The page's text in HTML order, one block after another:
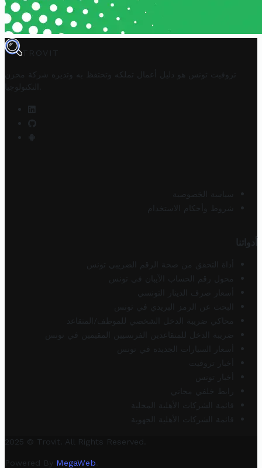
TROVIT
تروفيت تونس هو دليل أعمال تملكه وتحتفظ به وتديره
شركة مخزن
التكنولوجيا
سياسة الخصوصية
شروط وأحكام الاستخدام
أدواتنا
أداة التحقق من صحة الرقم الضريبي تونس
محول رقم الحساب الآيبان في تونس
أسعار صرف الدينار التونسي
البحث عن الرمز البريدي في تونس
محاكي ضريبة الدخل الشخصي للموظف/المتقاعد
ضريبة الدخل للمتقاعدين الفرنسيين المقيمين في تونس
أسعار السيارات الجديدة في تونس
أخبار تروفيت
أخبار تونس
رابط خلفي مجاني
قائمة الشركات الأهلية المحلية
قائمة الشركات الأهلية الجهوية
2025 © Trovit. All Rights Reserved.
Powered By MegaWeb